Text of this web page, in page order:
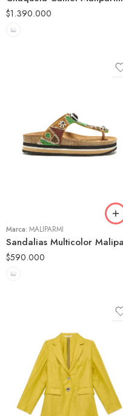
$1.390.000
Marca: MALIPARMI
$590.000
36
37
42